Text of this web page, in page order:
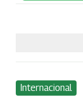
Internacional